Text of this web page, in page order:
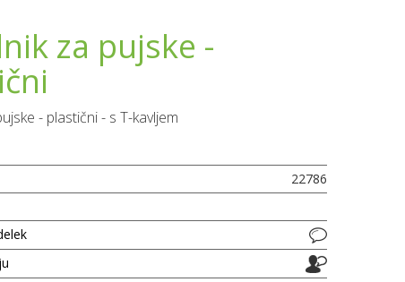
za pujske -
- plastični - s T-kavljem
22786